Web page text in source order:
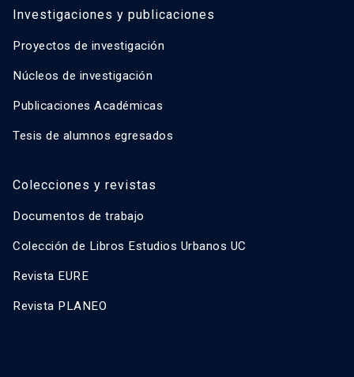
Investigaciones y publicaciones
Proyectos de investigación
Núcleos de investigación
Publicaciones Académicas
Tesis de alumnos egresados
Colecciones y revistas
Documentos de trabajo
Colección de Libros Estudios Urbanos UC
Revista EURE
Revista PLANEO